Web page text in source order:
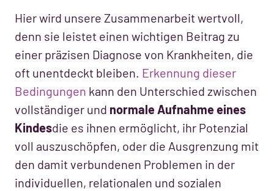
Hier wird unsere Zusammenarbeit wertvoll,
denn sie leistet einen wichtigen Beitrag zu
einer präzisen Diagnose von Krankheiten, die
oft unentdeckt bleiben. Erkennung dieser
Bedingungen kann den Unterschied zwischen
vollständiger und normale Aufnahme eines
Kindesdie es ihnen ermöglicht, ihr Potenzial
voll auszuschöpfen, oder die Ausgrenzung mit
den damit verbundenen Problemen in der
individuellen, relationalen und sozialen